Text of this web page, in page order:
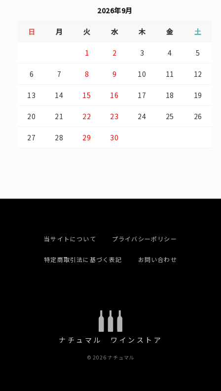
2026年9月
日 月 火 水 木 金 土
1 2 3 4 5
6 7 8 9 10 11 12
13 14 15 16 17 18 19
20 21 22 23 24 25 26
27 28 29 30
当サイトについて プライバシーポリシー
特定商取引法に基づく表記 お問い合わせ
ナチュマル ワインストア
© 2026 ナチュマル